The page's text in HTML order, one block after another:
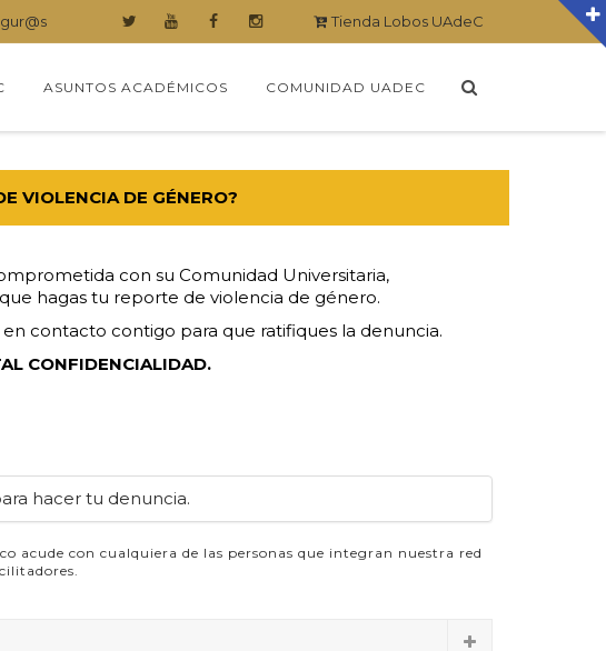
Tienda Lobos UAdeC
ASUNTOS ACADÉMICOS COMUNIDAD UADEC
VIOLENCIA DE GÉNERO?
con su Comunidad Universitaria,
hagas tu reporte de violencia de género.
contacto contigo para que ratifiques la denuncia.
CONFIDENCIALIDAD.
hacer tu denuncia.
acude con cualquiera de las personas que integran nuestra red